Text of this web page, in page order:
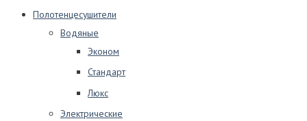
Полотенцесушители
Водяные
Эконом
Стандарт
Люкс
Электрические